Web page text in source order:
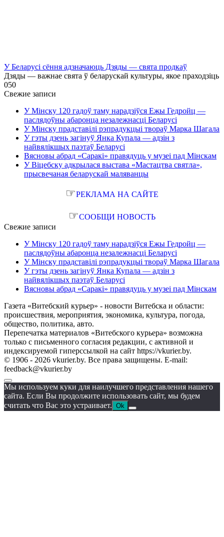
У Беларусі сёння адзначаюць Дзяды — свята продкаў
Дзяды — важнае свята ў беларускай культуры, якое праходзіць
050
Свежие записи
У Мінску 120 гадоў таму нарадзіўся Ежы Гедройц —
паслядоўны абаронца незалежнасці Беларусі
У Мінску прадставілі рэпрадукцыі твораў Марка Шагала
У гэты дзень загінуў Янка Купала — адзін з
найвялікшых паэтаў Беларусі
Вясновы абрад «Саракі» правядуць у музеі пад Мінскам
У Віцебску адкрылася выстава «Мастацтва святла»,
прысвечаная беларускай маляванцы
☞РЕКЛАМА НА САЙТЕ
☞СООБЩИ НОВОСТЬ
Свежие записи
У Мінску 120 гадоў таму нарадзіўся Ежы Гедройц —
паслядоўны абаронца незалежнасці Беларусі
У Мінску прадставілі рэпрадукцыі твораў Марка Шагала
У гэты дзень загінуў Янка Купала — адзін з
найвялікшых паэтаў Беларусі
Вясновы абрад «Саракі» правядуць у музеі пад Мінскам
Газета «Витебский курьер» - новости Витебска и области:
происшествия, мероприятия, экономика, культура, погода,
общество, политика, авто.
Перепечатка материалов «Витебского курьера» возможна
только с письменного согласия редакции, с активной и
индексируемой гиперссылкой на сайт https://vkurier.by.
© 1906 - 2026 vkurier.by. Все права защищены. E-mail:
feedback@vkurier.by
Мы используем куки для наилучшего представления нашего
сайта. Если Вы продолжите использовать сайт, мы будем
считать что Вас это устраивает. Ok